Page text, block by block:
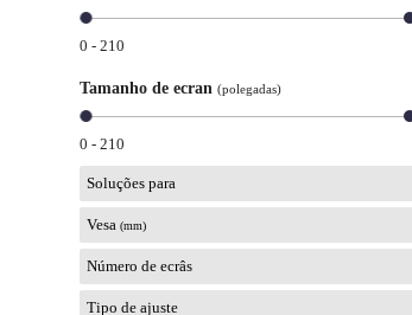
0 - 210
Tamanho de ecran(polegadas)
0 - 210
Soluções para
Vesa (mm)
Número de ecrâs
Tipo de ajuste